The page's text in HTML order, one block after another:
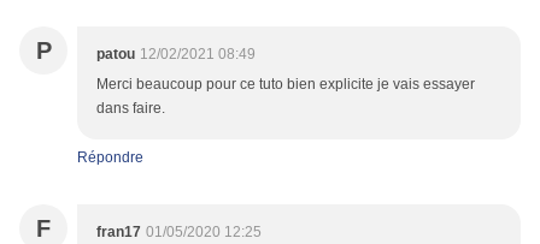
P patou 12/02/2021 08:49
Merci beaucoup pour ce tuto bien explicite je vais essayer
dans faire.
Répondre
F fran17 01/05/2020 12:25